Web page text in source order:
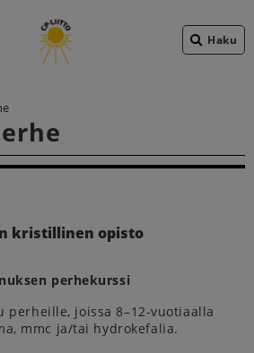
Haku
kristillinen opisto
perhekurssi
perheille, joissa 8–12-vuotiaalla
mmc ja/tai hydrokefalia.